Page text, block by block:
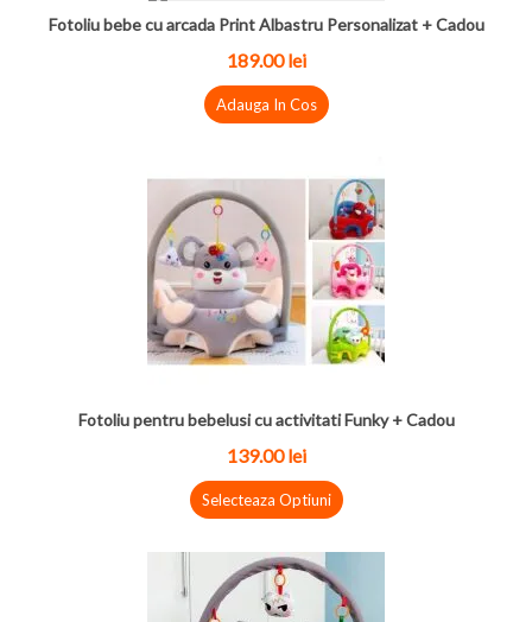
Fotoliu bebe cu arcada Print Albastru Personalizat + Cadou
189.00lei
Adauga In Cos
Fotoliu pentru bebelusi cu activitati Funky + Cadou
139.00lei
Selecteaza Optiuni